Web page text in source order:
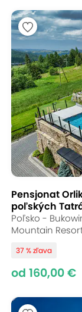
Pensjonat
poľských
Poľsko -
Mountain
37 % zľava
od 160,00 €